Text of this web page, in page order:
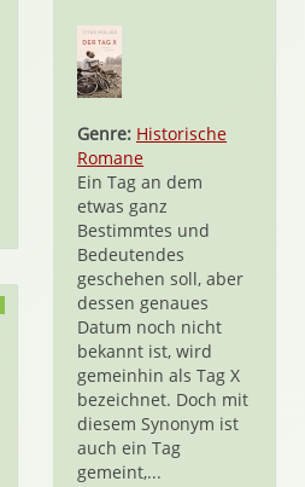
Genre: Historische
Romane
Ein Tag an dem
etwas ganz
Bestimmtes und
Bedeutendes
geschehen soll, aber
dessen genaues
Datum noch nicht
bekannt ist, wird
gemeinhin als Tag X
bezeichnet. Doch mit
diesem Synonym ist
auch ein Tag
gemeint,...